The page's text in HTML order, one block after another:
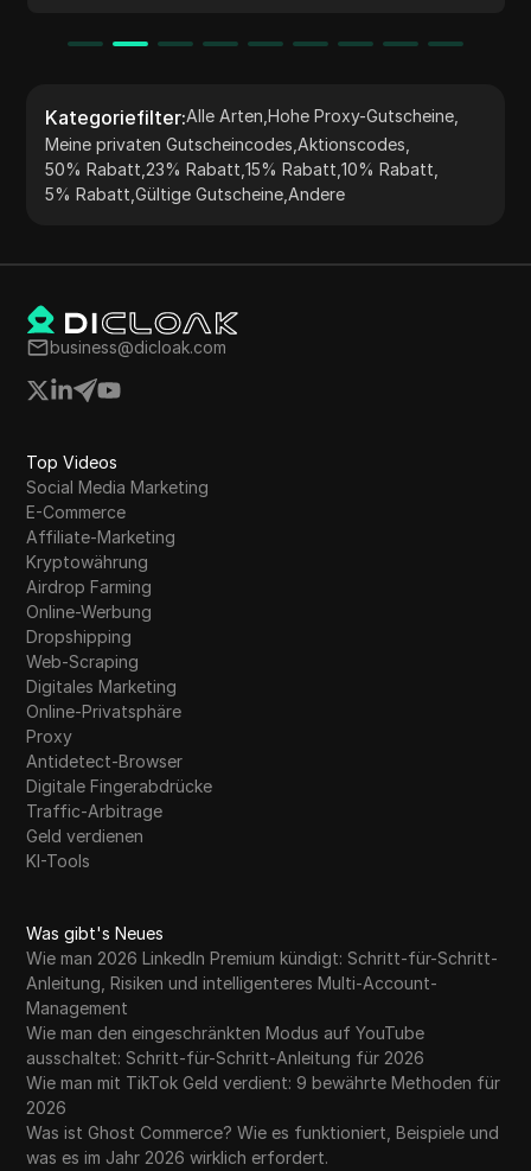
nahtlos mit Anti-Detect-Browsern und gewährleisten
Kategoriefilter:Alle Arten ,Hohe Proxy-Gutscheine
Meine privaten Gutscheincodes Aktionscodes
50% Rabatt 23% Rabatt ,15% Rabatt ,10% Rabatt
5% Rabatt ,Gültige Gutscheine Andere
business@dicloak.com
Top Videos
Social Media Marketing
E-Commerce
Affiliate-Marketing
Kryptowährung
Airdrop Farming
Online-Werbung
Dropshipping
Web-Scraping
Digitales Marketing
Online-Privatsphäre
Proxy
Antidetect-Browser
Digitale Fingerabdrücke
Traffic-Arbitrage
Geld verdienen
KI-Tools
Was gibt's Neues
Wie man 2026 LinkedIn Premium kündigt: Schritt-für-Schritt-
Anleitung, Risiken und intelligenteres Multi-Account-
Management
Wie man den eingeschränkten Modus auf YouTube
ausschaltet: Schritt-für-Schritt-Anleitung für 2026
Wie man mit TikTok Geld verdient: 9 bewährte Methoden für
2026
Was ist Ghost Commerce? Wie es funktioniert, Beispiele und
was es im Jahr 2026 wirklich erfordert.